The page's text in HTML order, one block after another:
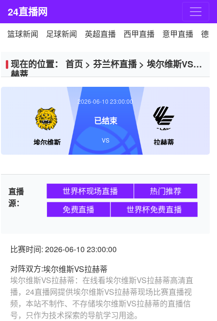
24直播网
篮球新闻 足球新闻 英超直播 西甲直播 意甲直播 德
现在的位置： 首页 > 芬兰杯直播> 埃尔维斯VS拉
赫蒂
埃尔维斯 拉赫蒂
2026-06-10 23:00:00
已结束
VS
直播
源：
世界杯现场直播
热门推荐
免费直播
世界杯免费直播
比赛时间: 2026-06-10 23:00:00
对阵双方:埃尔维斯VS拉赫蒂
埃尔维斯VS拉赫蒂：在线看埃尔维斯VS拉赫蒂高清直
播，24直播网提供埃尔维斯VS拉赫蒂现场比赛直播视
频，本站不制作、不存储埃尔维斯VS拉赫蒂的直播信
号，只作为技术探索的导航学习用途。